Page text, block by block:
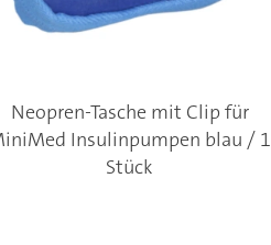
Neopren-Tasche mit Clip für
Insulinpumpen blau / 1
Stück